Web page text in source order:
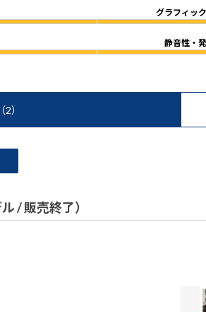
グラフィッ
静音性・
（2）
/ 販売終了）